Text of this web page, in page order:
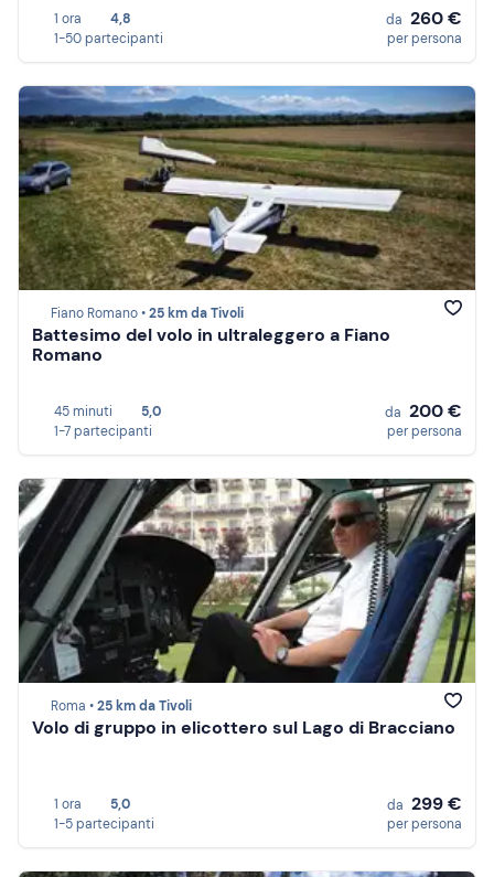
1 ora
4,8
1-50 partecipanti
da 260 €
per persona
Fiano Romano •25 km da Tivoli
Battesimo del volo in ultraleggero a Fiano
Romano
45 minuti
5,0
1-7 partecipanti
da 200 €
per persona
Roma •25 km da Tivoli
Volo di gruppo in elicottero sul Lago di Bracciano
1 ora
5,0
1-5 partecipanti
da 299 €
per persona